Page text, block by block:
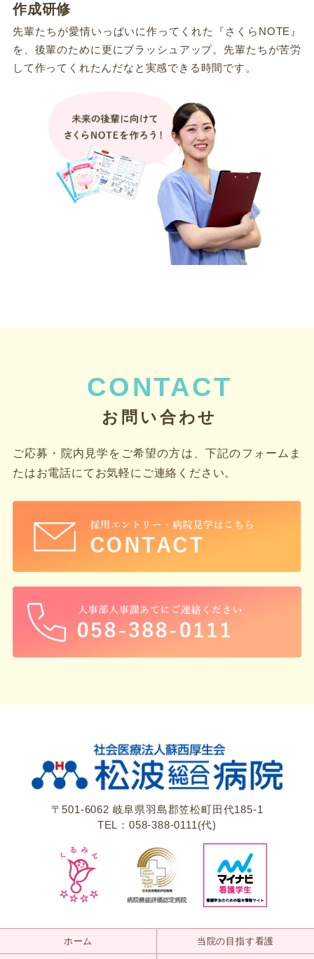
作成研修
先輩たちが愛情いっぱいに作ってくれた『さくらNOTE』
を、後輩のために更にブラッシュアップ。先輩たちが苦労
して作ってくれたんだなと実感できる時間です。
CONTACT
お問い合わせ
ご応募・院内見学をご希望の方は、下記のフォームま
たはお電話にてお気軽にご連絡ください。
〒501-6062 岐阜県羽島郡笠松町田代185-1
TEL：058-388-0111(代)
ホーム 当院の目指す看護